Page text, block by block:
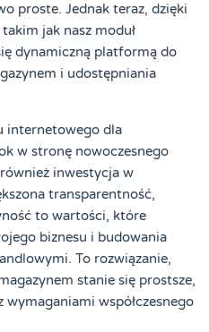
proste. Jednak teraz, dzięki
jak nasz moduł
dynamiczną platformą do
i udostępniania
internetowego dla
w stronę nowoczesnego
inwestycja w
transparentność,
to wartości, które
biznesu i budowania
To rozwiązanie,
stanie się prostsze,
współczesnego